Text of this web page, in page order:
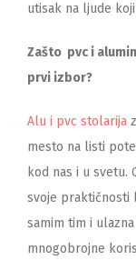
utisak na ljude
Zašto pvc i
prvi izbor?
Alu i pvc stolarija
mesto na listi
kod nas i u svetu.
svoje praktičnosti
samim tim i
mnogobrojne